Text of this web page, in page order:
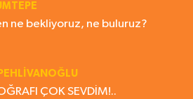
ne bekliyoruz, ne buluruz?
ÇOK SEVDİM!..